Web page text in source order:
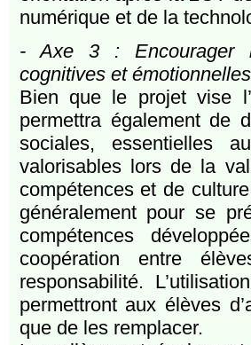
numérique et de la
- Axe 3 : Encourager
cognitives et
Bien que le projet vise
permettra également de
sociales, essentielles
valorisables lors de la
compétences et de
généralement pour se
compétences
coopération entre
responsabilité.
permettront aux élèves
que de les remplacer.